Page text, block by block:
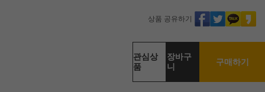
상품 공유하기
관심상
품
장바구
니
구매하기